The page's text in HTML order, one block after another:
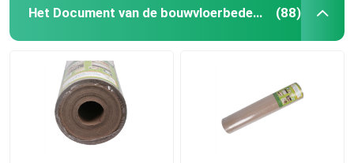
Het Document van de bouwvloerbedekking (88)